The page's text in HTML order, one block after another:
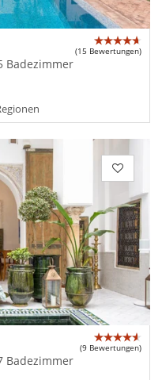
(15 Bewertungen)
Badezimmer
(9 Bewertungen)
Badezimmer